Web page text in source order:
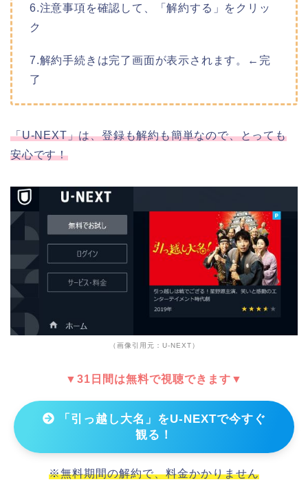
6.注意事項を確認して、「解約する」をクリッ
ク
7.解約手続きは完了画面が表示されます。←完
了
「U-NEXT」は、登録も解約も簡単なので、とっても
安心です！
（画像引用元：U-NEXT）
▼31日間は無料で視聴できます▼
「引っ越し大名」をU-NEXTで今すぐ
観る！
※無料期間の解約で、料金かかりません